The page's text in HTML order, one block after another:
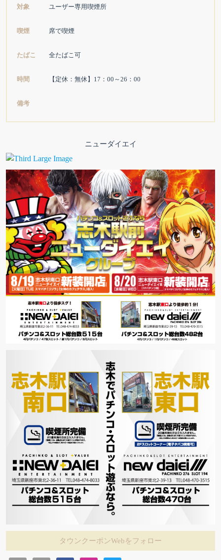
対象 ユーザー専用喫煙所
喫煙 席で喫煙
たばこ 全たばこ可
時間 【定休：無休】17：00～26：00
備考
ニューダイエイ
タウンクーポンWebをフォロー